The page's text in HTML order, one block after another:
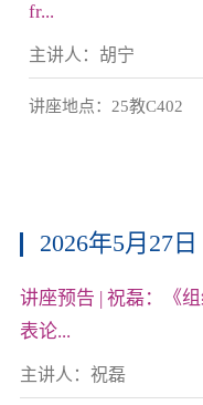
fr...
主讲人：胡宁
讲座地点：25教C402
2026年5月27
讲座预告 | 祝磊：《
表论...
主讲人：祝磊